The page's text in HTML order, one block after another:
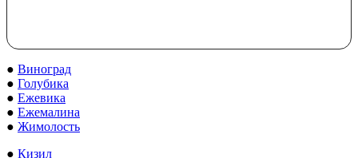
● Виноград
● Голубика
● Ежевика
● Ежемалина
● Жимолость
● Кизил